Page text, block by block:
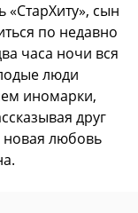
«СтарХиту», сын
по недавно
часа ночи вся
люди
иномарки,
друг
новая любовь